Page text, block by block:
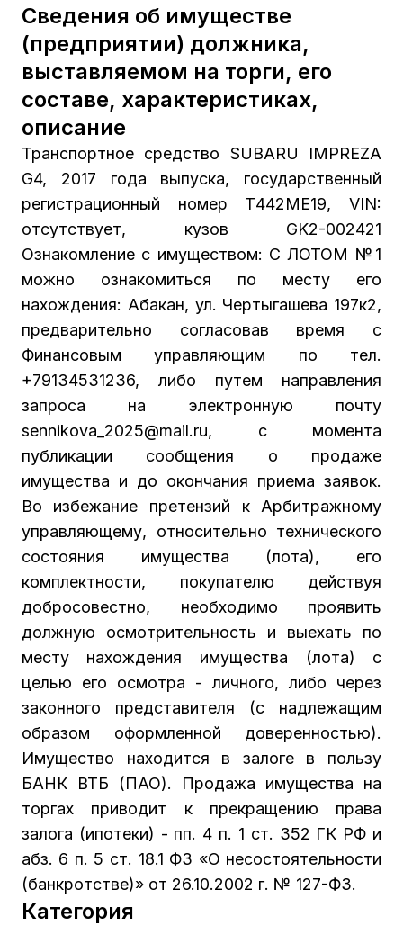
Сведения об имуществе
(предприятии) должника,
выставляемом на торги, его
составе, характеристиках,
описание
Транспортное средство SUBARU IMPREZA
G4, 2017 года выпуска, государственный
регистрационный номер Т442МЕ19, VIN:
отсутствует, кузов GK2-002421
Ознакомление с имуществом: С ЛОТОМ №1
можно ознакомиться по месту его
нахождения: Абакан, ул. Чертыгашева 197к2,
предварительно согласовав время с
Финансовым управляющим по тел.
+79134531236, либо путем направления
запроса на электронную почту
sennikova_2025@mail.ru, с момента
публикации сообщения о продаже
имущества и до окончания приема заявок.
Во избежание претензий к Арбитражному
управляющему, относительно технического
состояния имущества (лота), его
комплектности, покупателю действуя
добросовестно, необходимо проявить
должную осмотрительность и выехать по
месту нахождения имущества (лота) с
целью его осмотра - личного, либо через
законного представителя (с надлежащим
образом оформленной доверенностью).
Имущество находится в залоге в пользу
БАНК ВТБ (ПАО). Продажа имущества на
торгах приводит к прекращению права
залога (ипотеки) - пп. 4 п. 1 ст. 352 ГК РФ и
абз. 6 п. 5 ст. 18.1 ФЗ «О несостоятельности
(банкротстве)» от 26.10.2002 г. № 127-ФЗ.
Категория